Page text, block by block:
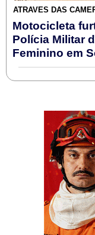
ATRAVÉS DAS
Motocicleta
Polícia Militar
Feminino em